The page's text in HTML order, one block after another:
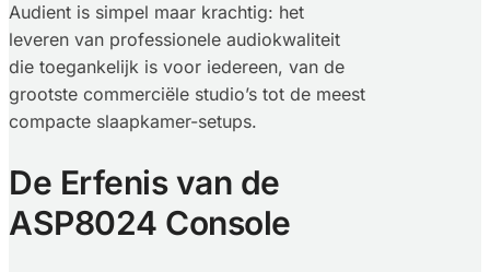
Audient is simpel maar krachtig: het
leveren van professionele audiokwaliteit
die toegankelijk is voor iedereen, van de
grootste commerciële studio’s tot de meest
compacte slaapkamer-setups.
De Erfenis van de
ASP8024 Console